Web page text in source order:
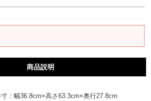
商品説明
：幅36.8cm×高さ63.3cm×奥行27.8cm